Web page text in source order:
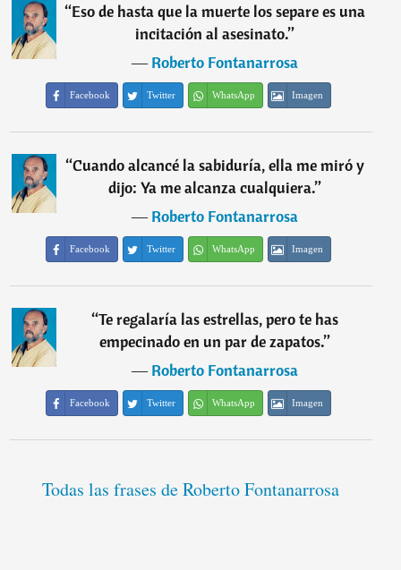
“Eso de hasta que la muerte los separe es una
incitación al asesinato.”
―Roberto Fontanarrosa
Facebook Twitter WhatsApp Imagen
“Cuando alcancé la sabiduría, ella me miró y
dijo: Ya me alcanza cualquiera.”
―Roberto Fontanarrosa
Facebook Twitter WhatsApp Imagen
“Te regalaría las estrellas, pero te has
empecinado en un par de zapatos.”
―Roberto Fontanarrosa
Facebook Twitter WhatsApp Imagen
Todas las frases de Roberto Fontanarrosa